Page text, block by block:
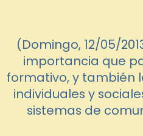
(Domingo, 12/05/
importancia que
formativo, y también
individuales y
sistemas de